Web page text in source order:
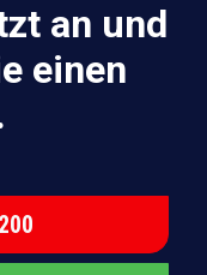
an und
einen